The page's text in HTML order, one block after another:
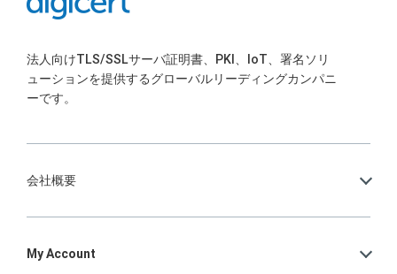
法人向けTLS/SSLサーバ証明書、PKI、IoT、署名ソリ
ューションを提供するグローバルリーディングカンパニ
ーです。
会社概要
My Account